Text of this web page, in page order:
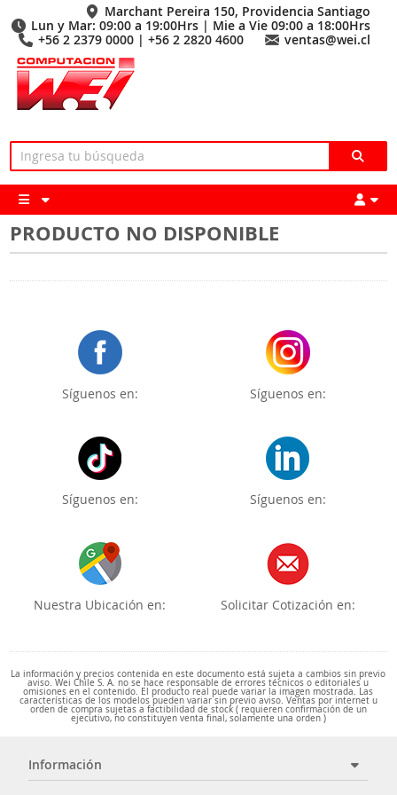
Marchant Pereira 150, Providencia Santiago
Lun y Mar: 09:00 a 19:00Hrs | Mie a Vie 09:00 a 18:00Hrs
+56 2 2379 0000 | +56 2 2820 4600
ventas@wei.cl
PRODUCTO NO DISPONIBLE
Síguenos en: Síguenos en:
Síguenos en: Síguenos en:
Nuestra Ubicación en: Solicitar Cotización en:
La información y precios contenida en este documento está sujeta a cambios sin previo
aviso. Wei Chile S. A. no se hace responsable de errores técnicos o editoriales u
omisiones en el contenido. El producto real puede variar la imagen mostrada. Las
características de los modelos pueden variar sin previo aviso. Ventas por internet u
orden de compra sujetas a factibilidad de stock ( requieren confirmación de un
ejecutivo, no constituyen venta final, solamente una orden )
Información